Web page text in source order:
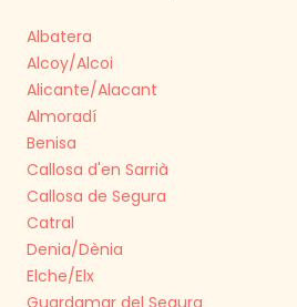
Albatera
Alcoy/Alcoi
Alicante/Alacant
Almoradí
Benisa
Callosa d'en Sarrià
Callosa de Segura
Catral
Denia/Dènia
Elche/Elx
Guardamar del Segura